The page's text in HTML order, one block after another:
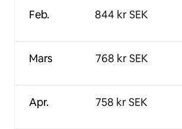
Feb.
Mars
Apr.
844 kr SEK
768 kr SEK
758 kr SEK